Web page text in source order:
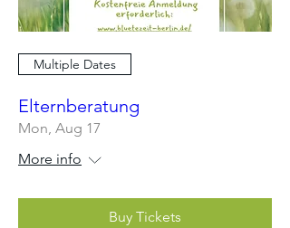
Multiple Dates
Elternberatung
Mon, Aug 17
More info
Buy Tickets